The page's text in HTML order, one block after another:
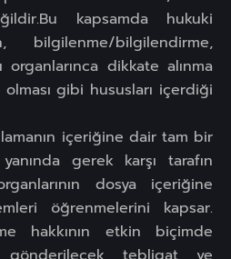
kapsamda hukuki
bilgilenme/bilgilendirme,
organlarınca dikkate alınma
gibi hususları içerdiği
içeriğine dair tam bir
gerek karşı tarafın
dosya içeriğine
öğrenmelerini kapsar.
hakkının etkin biçimde